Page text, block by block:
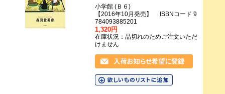
小学館 (Ｂ６)
【2016年10月発売】 ISBNコード 9
784093885201
1,320円
在庫状況：品切れのためご注文いただ
けません